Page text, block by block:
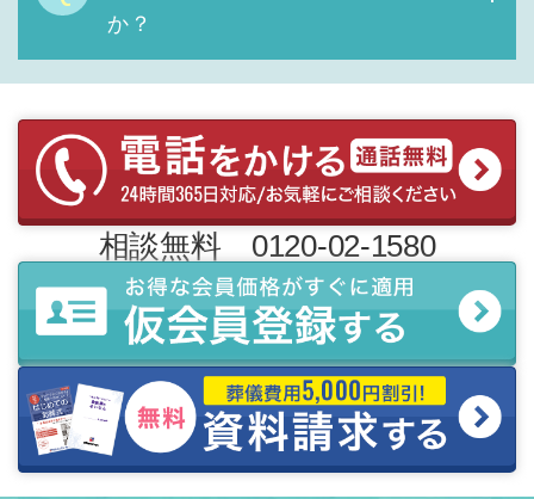
か？
相談無料 0120-02-1580